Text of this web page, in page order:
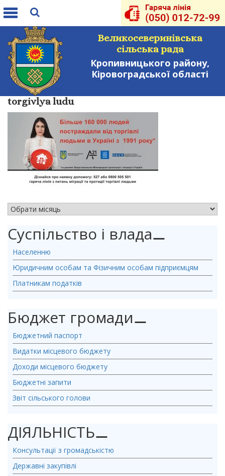
Toggle
Великосеверинівська
сільська рада
Кропивницького району,
Кіровоградської області
torgivlya ludu
Суспільство і влада⚊
Населенню
Юридичним особам та Фізичним особам підприємцям
Платникам податків
Бюджет громади⚊
Бюджетний паспорт
Видатки місцевого бюджету
Доходи місцевого бюджету
Бюджетні запити
Звіт сільського голови
ДІЯЛЬНІСТЬ⚊
Консультації з громадськістю
Державні закупівлі